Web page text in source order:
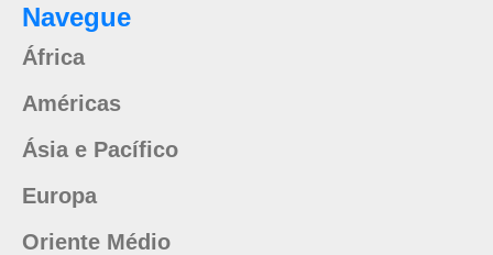
Navegue
África
Américas
Ásia e Pacífico
Europa
Oriente Médio